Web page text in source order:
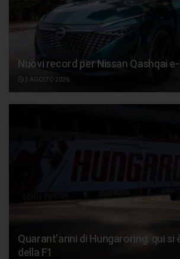
Nuovi record per Nissan Qashqai e-
5 AGOSTO 2026
Quarant’anni di Hungaroring: qui
della F1